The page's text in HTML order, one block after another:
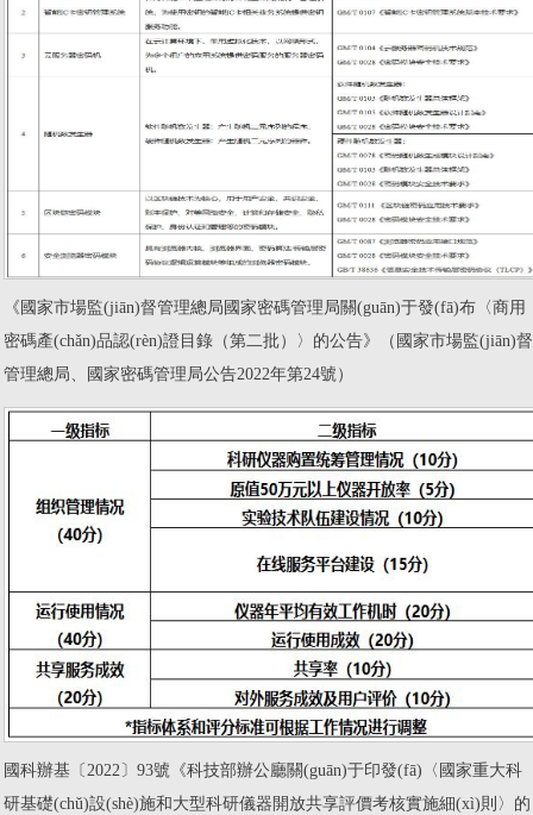
《國家市場監(jiān)督管理總局國家密碼管理局關(guān)于發(fā)布〈商用
密碼產(chǎn)品認(rèn)證目錄（第二批）〉的公告》（國家市場監(jiān)督
管理總局、國家密碼管理局公告2022年第24號）
國科辦基〔2022〕93號《科技部辦公廳關(guān)于印發(fā)〈國家重大科
研基礎(chǔ)設(shè)施和大型科研儀器開放共享評價考核實施細(xì)則〉的